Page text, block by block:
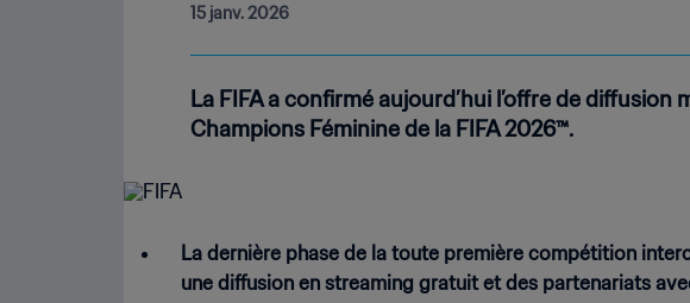
15 janv. 2026
La FIFA a confirmé aujourd’hui l’offre de
Champions Féminine de la FIFA 2026™.
La dernière phase de la toute première compétition
une diffusion en streaming gratuit et des partenariats